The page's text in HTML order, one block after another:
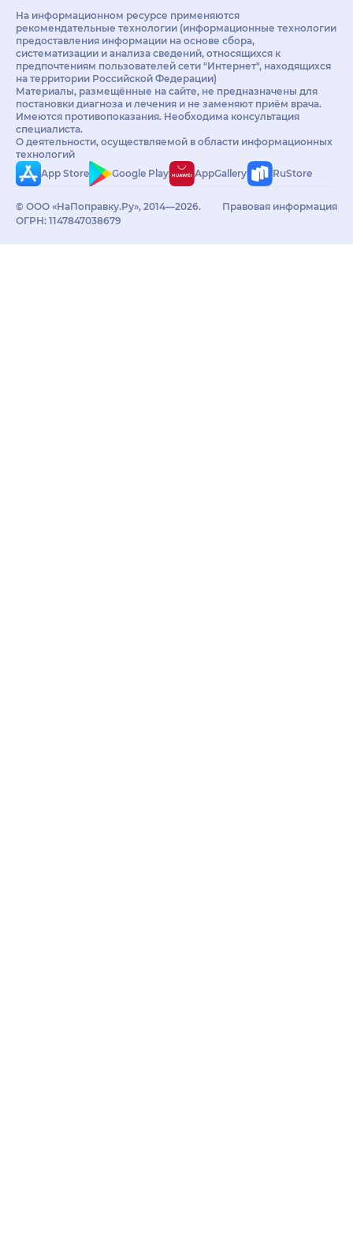
На информационном ресурсе применяются
рекомендательные технологии (информационные технологии
предоставления информации на основе сбора,
систематизации и анализа сведений, относящихся к
предпочтениям пользователей сети "Интернет", находящихся
на территории Российской Федерации)
Материалы, размещённые на сайте, не предназначены для
постановки диагноза и лечения и не заменяют приём врача.
Имеются противопоказания. Необходима консультация
специалиста.
О деятельности, осуществляемой в области информационных
технологий
App Store
Google Play AppGallery RuStore
© ООО «НаПоправку.Ру», 2014—2026.
ОГРН: 1147847038679
Правовая информация